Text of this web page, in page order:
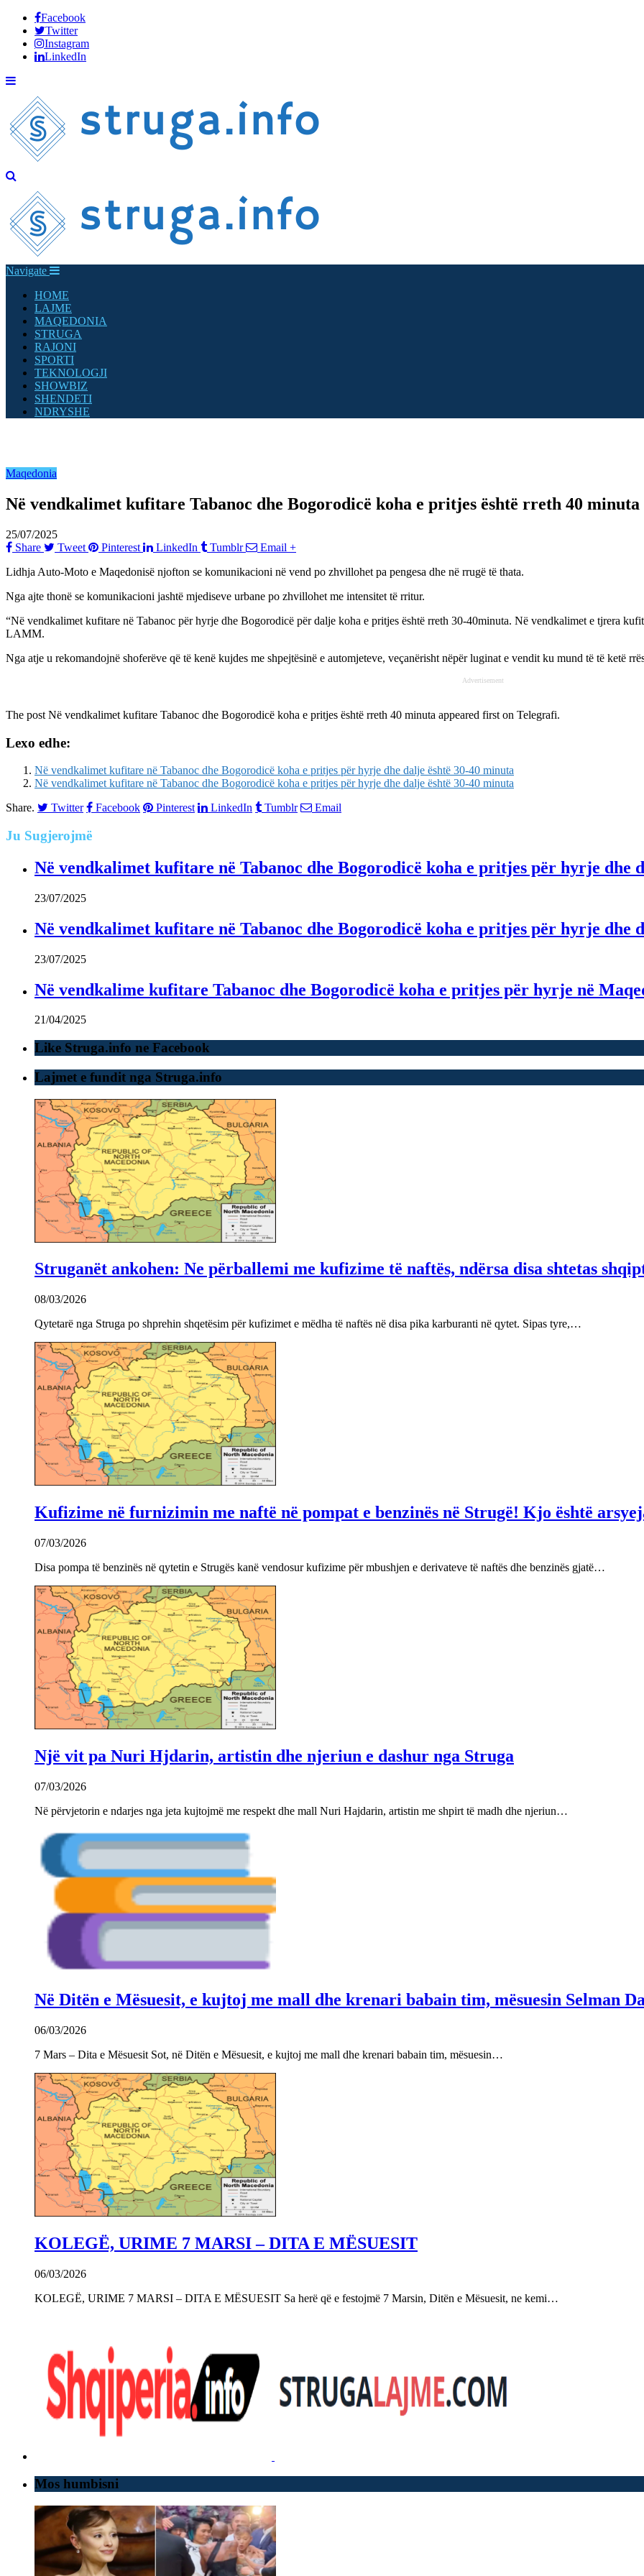
Facebook
Twitter
Instagram
LinkedIn
Navigate
HOME
LAJME
MAQEDONIA
STRUGA
RAJONI
SPORTI
TEKNOLOGJI
SHOWBIZ
SHENDETI
NDRYSHE
Maqedonia
Në vendkalimet kufitare Tabanoc dhe Bogorodicë koha e pritjes është rreth 40 minuta
25/07/2025
Share
Tweet Pinterest LinkedIn Tumblr Email +
Lidhja Auto-Moto e Maqedonisë njofton se komunikacioni në vend po zhvillohet pa pengesa dhe në rrugë të thata.
Nga ajte thonë se komunikacioni jashtë mjediseve urbane po zhvillohet me intensitet të rritur.
“Në vendkalimet kufitare në Tabanoc për hyrje dhe Bogorodicë për dalje koha e pritjes është rreth 30-40minuta. Në vendkalimet e tjrera
LAMM.
Nga atje u rekomandojnë shoferëve që të kenë kujdes me shpejtësinë e automjeteve, veçanërisht nëpër luginat e vendit ku mund të të ketë
Advertisement
The post Në vendkalimet kufitare Tabanoc dhe Bogorodicë koha e pritjes është rreth 40 minuta appeared first on Telegrafi.
Lexo edhe:
Në vendkalimet kufitare në Tabanoc dhe Bogorodicë koha e pritjes për hyrje dhe dalje është 30-40 minuta
Në vendkalimet kufitare në Tabanoc dhe Bogorodicë koha e pritjes për hyrje dhe dalje është 30-40 minuta
Share.
Twitter Facebook Pinterest LinkedIn Tumblr Email
Ju Sugjerojmë
Në vendkalimet kufitare në Tabanoc dhe Bogorodicë koha e pritjes për hyrje dhe
23/07/2025
Në vendkalimet kufitare në Tabanoc dhe Bogorodicë koha e pritjes për hyrje dhe
23/07/2025
Në vendkalime kufitare Tabanoc dhe Bogorodicë koha e pritjes për hyrje në
21/04/2025
Like Struga.info ne Facebook
Lajmet e fundit nga Struga.info
Struganët ankohen: Ne përballemi me kufizime të naftës, ndërsa disa shtetas
08/03/2026
Qytetarë nga Struga po shprehin shqetësim për kufizimet e mëdha të naftës në disa pika karburanti në qytet. Sipas tyre,…
Kufizime në furnizimin me naftë në pompat e benzinës në Strugë! Kjo është
07/03/2026
Disa pompa të benzinës në qytetin e Strugës kanë vendosur kufizime për mbushjen e derivateve të naftës dhe benzinës gjatë…
Një vit pa Nuri Hjdarin, artistin dhe njeriun e dashur nga Struga
07/03/2026
Në përvjetorin e ndarjes nga jeta kujtojmë me respekt dhe mall Nuri Hajdarin, artistin me shpirt të madh dhe njeriun…
Në Ditën e Mësuesit, e kujtoj me mall dhe krenari babain tim, mësuesin Selman
06/03/2026
7 Mars – Dita e Mësuesit Sot, në Ditën e Mësuesit, e kujtoj me mall dhe krenari babain tim, mësuesin…
KOLEGË, URIME 7 MARSI – DITA E MËSUESIT
06/03/2026
KOLEGË, URIME 7 MARSI – DITA E MËSUESIT Sa herë që e festojmë 7 Marsin, Ditën e Mësuesit, ne kemi…
Mos humbisni